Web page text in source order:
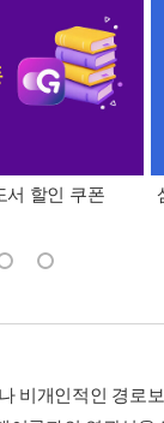
서 할인 쿠폰
비개인적인 경로